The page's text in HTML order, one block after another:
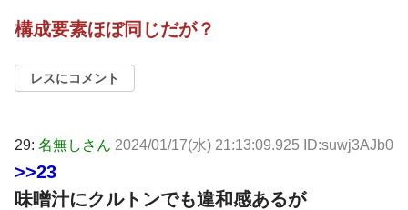
構成要素ほぼ同じだが？
レスにコメント
29: 名無しさん 2024/01/17(水) 21:13:09.925 ID:suwj3AJb0
>>23
味噌汁にクルトンでも違和感あるが